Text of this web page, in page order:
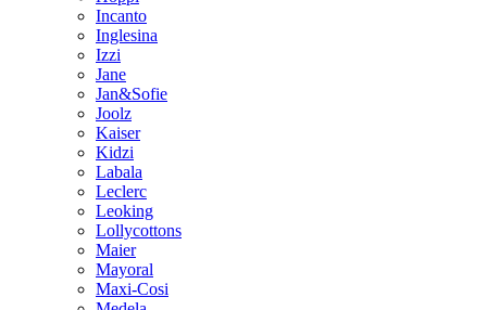
Incanto
Inglesina
Izzi
Jane
Jan&Sofie
Joolz
Kaiser
Kidzi
Labala
Leclerc
Leoking
Lollycottons
Maier
Mayoral
Maxi-Cosi